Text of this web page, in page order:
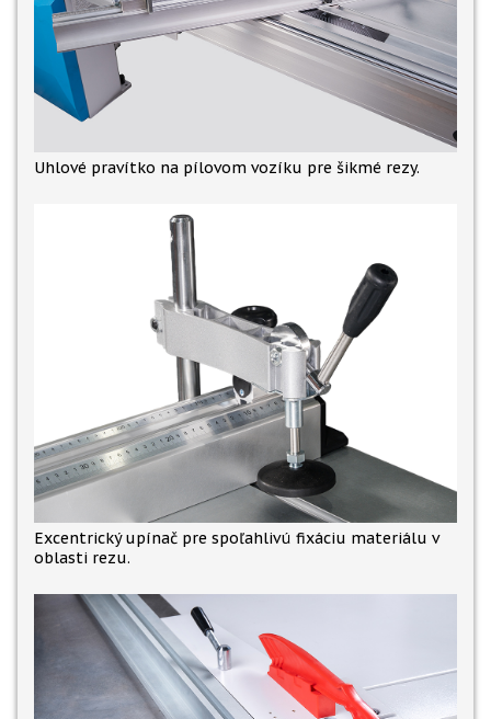
Uhlové pravítko na pílovom vozíku pre šikmé rezy.
Excentrický upínač pre spoľahlivú fixáciu materiálu v
oblasti rezu.